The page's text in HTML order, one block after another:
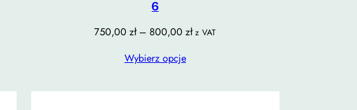
6
750,00zł – 800,00złZakres
do
z VAT
Wybierz opcje